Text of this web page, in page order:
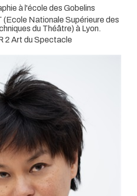
à l'école des Gobelins
(Ecole Nationale Supérieure des
du Théâtre) à Lyon.
2 Art du Spectacle